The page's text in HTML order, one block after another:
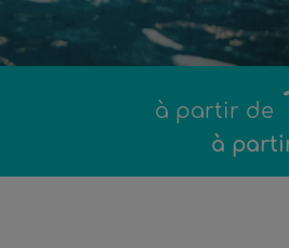
à partir de
à